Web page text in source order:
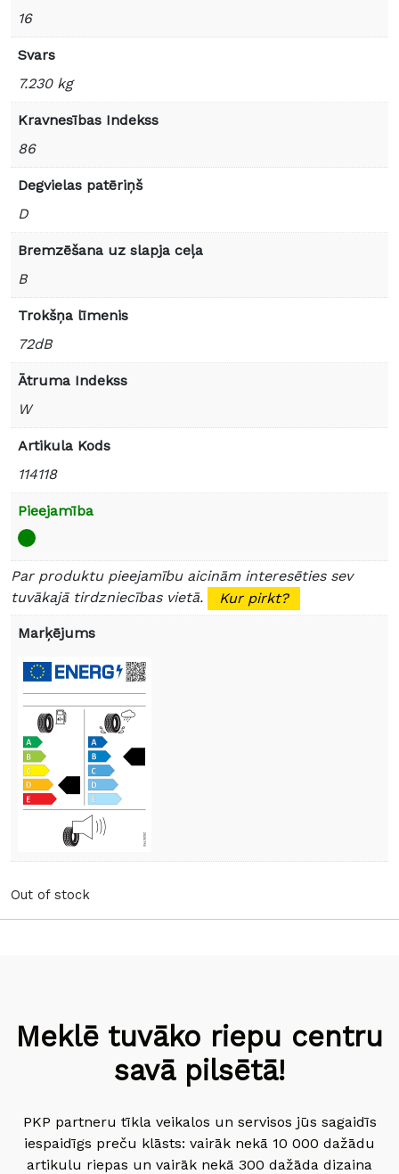
16
Svars
7.230 kg
Kravnesības Indekss
86
Degvielas patēriņš
D
Bremzēšana uz slapja ceļa
B
Trokšņa līmenis
72dB
Ātruma Indekss
W
Artikula Kods
114118
Pieejamība
Par produktu pieejamību aicinām interesēties sev
tuvākajā tirdzniecības vietā.
Kur pirkt?
Marķējums
Out of stock
Meklē tuvāko riepu centru
savā pilsētā!
PKP partneru tīkla veikalos un servisos jūs sagaidīs
iespaidīgs preču klāsts: vairāk nekā 10 000 dažādu
artikulu riepas un vairāk nekā 300 dažāda dizaina